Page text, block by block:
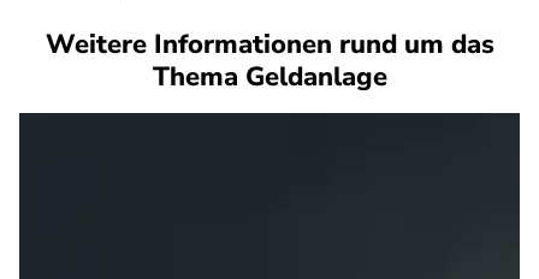
Weitere Informationen rund um das
Thema Geldanlage